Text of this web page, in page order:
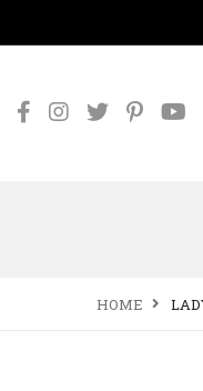
HOME